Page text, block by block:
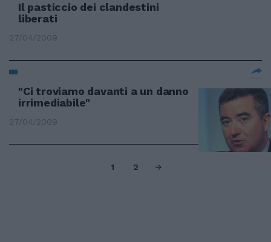
Il pasticcio dei clandestini
liberati
27/04/2009
"Ci troviamo davanti a un danno
irrimediabile"
27/04/2009
1 2